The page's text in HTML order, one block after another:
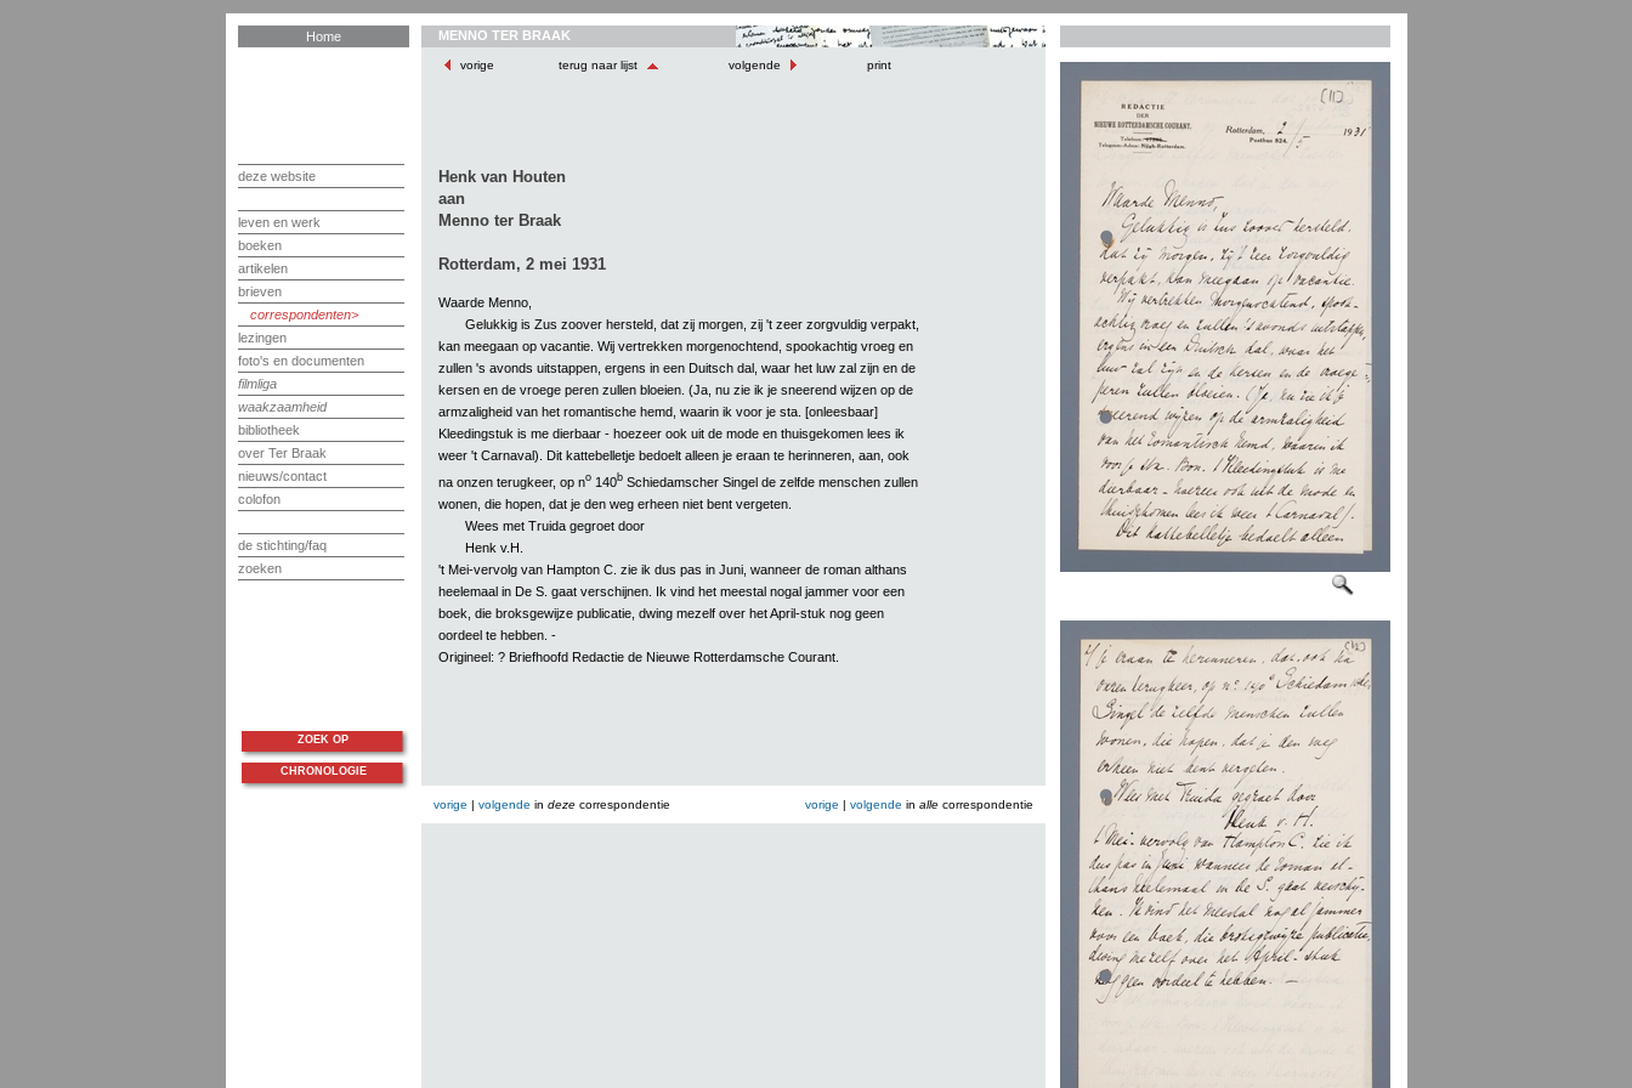
Home
deze website
leven en werk
boeken
artikelen
brieven
correspondenten
lezingen
foto's en documenten
filmliga
waakzaamheid
bibliotheek
over Ter Braak
nieuws/contact
colofon
de stichting/faq
zoeken
MENNO TER BRAAK
vorige terug naar lijst volgende print
Henk van Houten
aan
Menno ter Braak
Rotterdam, 2 mei 1931
Waarde Menno,
Gelukkig is Zus zoover hersteld, dat zij morgen, zij 't zeer zorgvuldig verpakt,
kan meegaan op vacantie. Wij vertrekken morgenochtend, spookachtig vroeg en
zullen 's avonds uitstappen, ergens in een Duitsch dal, waar het luw zal zijn en de
kersen en de vroege peren zullen bloeien. (Ja, nu zie ik je sneerend wijzen op de
armzaligheid van het romantische hemd, waarin ik voor je sta. [onleesbaar]
Kleedingstuk is me dierbaar - hoezeer ook uit de mode en thuisgekomen lees ik
weer 't Carnaval). Dit kattebelletje bedoelt alleen je eraan te herinneren, aan, ook
na onzen terugkeer, op no140bSchiedamscher Singel de zelfde menschen zullen
wonen, die hopen, dat je den weg erheen niet bent vergeten.
Wees met Truida gegroet door
Henk v.H.
't Mei-vervolg van Hampton C. zie ik dus pas in Juni, wanneer de roman althans
heelemaal in De S. gaat verschijnen. Ik vind het meestal nogal jammer voor een
boek, die broksgewijze publicatie, dwing mezelf over het April-stuk nog geen
oordeel te hebben. -
Origineel: ? Briefhoofd Redactie de Nieuwe Rotterdamsche Courant.
vorige | volgende in dezecorrespondentie vorige | volgende in allecorrespondentie
ZOEK OP
CHRONOLOGIE